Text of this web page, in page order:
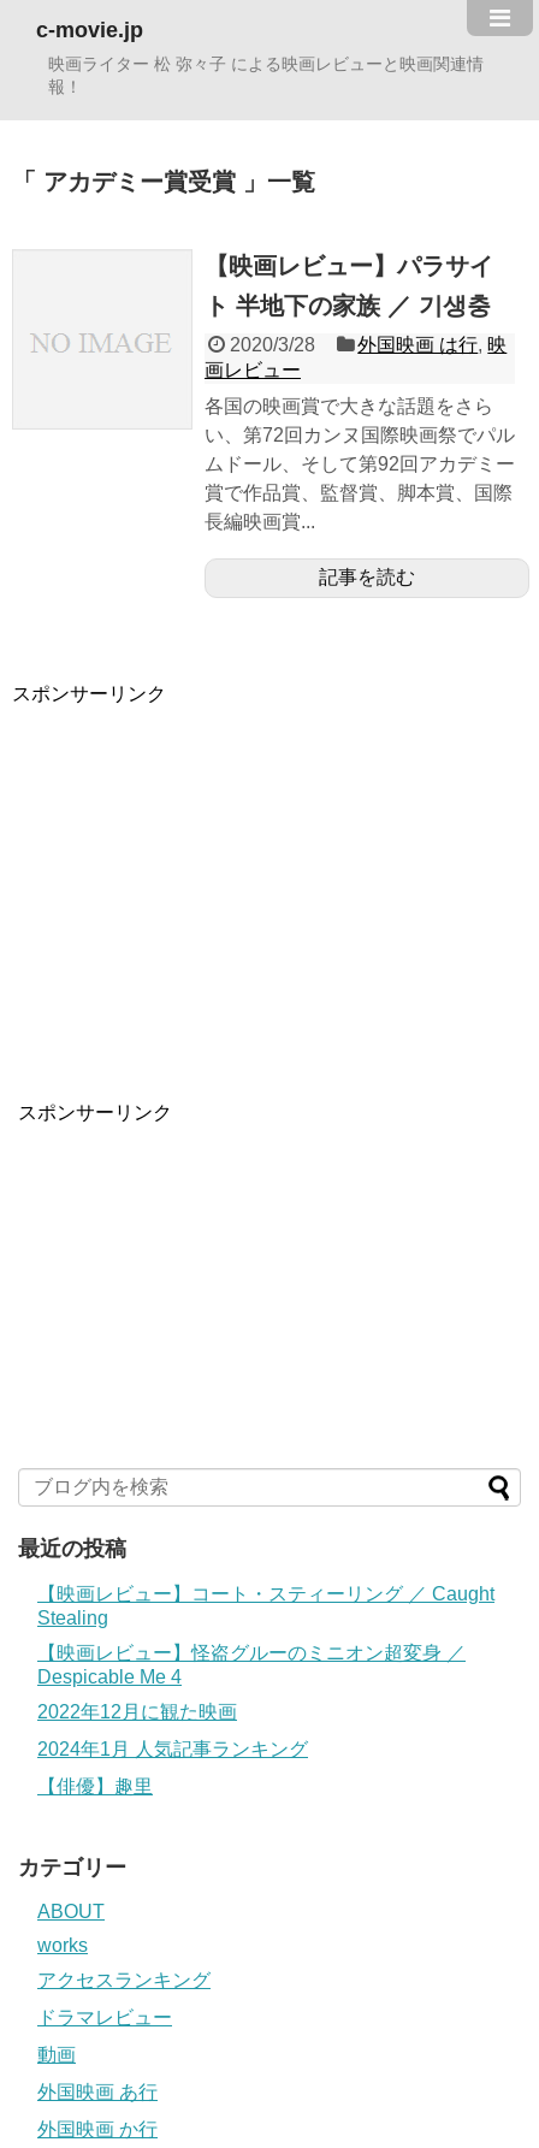
c-movie.jp
映画ライター 松 弥々子 による映画レビューと映画関連情
報！
アカデミー賞受賞 一覧
【映画レビュー】パラサイ
ト 半地下の家族 ／ 기생충
2020/3/28 外国映画 は行, 映
画レビュー
各国の映画賞で大きな話題をさら
い、第72回カンヌ国際映画祭でパル
ムドール、そして第92回アカデミー
賞で作品賞、監督賞、脚本賞、国際
長編映画賞...
記事を読む
スポンサーリンク
スポンサーリンク
最近の投稿
【映画レビュー】コート・スティーリング ／ Caught
Stealing
【映画レビュー】怪盗グルーのミニオン超変身 ／
Despicable Me 4
2022年12月に観た映画
2024年1月 人気記事ランキング
【俳優】趣里
カテゴリー
ABOUT
works
アクセスランキング
ドラマレビュー
動画
外国映画 あ行
外国映画 か行